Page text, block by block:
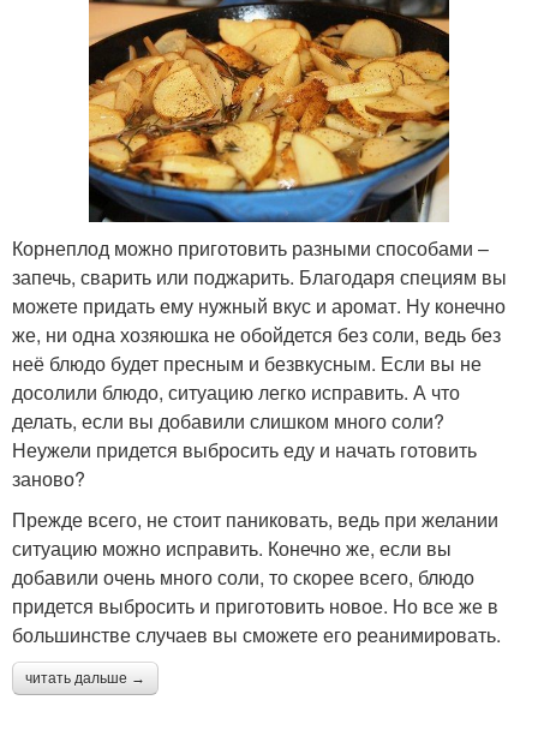
Корнеплод можно приготовить разными способами –
запечь, сварить или поджарить. Благодаря специям вы
можете придать ему нужный вкус и аромат. Ну конечно
же, ни одна хозяюшка не обойдется без соли, ведь без
неё блюдо будет пресным и безвкусным. Если вы не
досолили блюдо, ситуацию легко исправить. А что
делать, если вы добавили слишком много соли?
Неужели придется выбросить еду и начать готовить
заново?
Прежде всего, не стоит паниковать, ведь при желании
ситуацию можно исправить. Конечно же, если вы
добавили очень много соли, то скорее всего, блюдо
придется выбросить и приготовить новое. Но все же в
большинстве случаев вы сможете его реанимировать.
читать дальше →